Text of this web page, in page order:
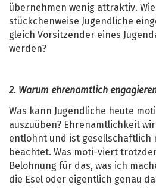
übernehmen wenig attraktiv.
stückchenweise Jugendliche
gleich Vorsitzender eines
werden?
2. Warum ehrenamtlich
Was kann Jugendliche heute
auszuüben? Ehrenamtlichkeit
entlohnt und ist gesellschaftlich
beachtet. Was moti-viert
Belohnung für das, was ich
die Esel oder eigentlich genau